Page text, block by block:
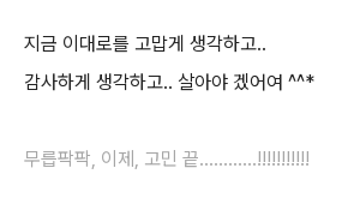
지금 이대로를 고맙게 생각하고..
감사하게 생각하고.. 살아야 겠어여 ^^*
무릅팍팍, 이제, 고민 끝............!!!!!!!!!!!